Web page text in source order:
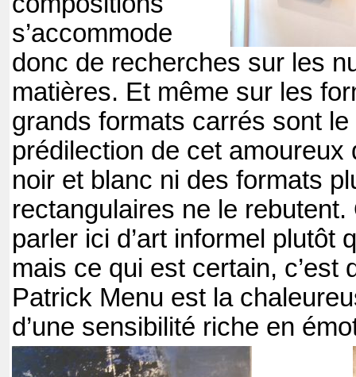
s’accommode
donc de recherches sur les
matières. Et même sur les
grands formats carrés sont
prédilection de cet amoureux
noir et blanc ni des formats
rectangulaires ne le
parler ici d’art informel plutôt
mais ce qui est certain, c’est
Patrick Menu est la
d’une sensibilité riche en